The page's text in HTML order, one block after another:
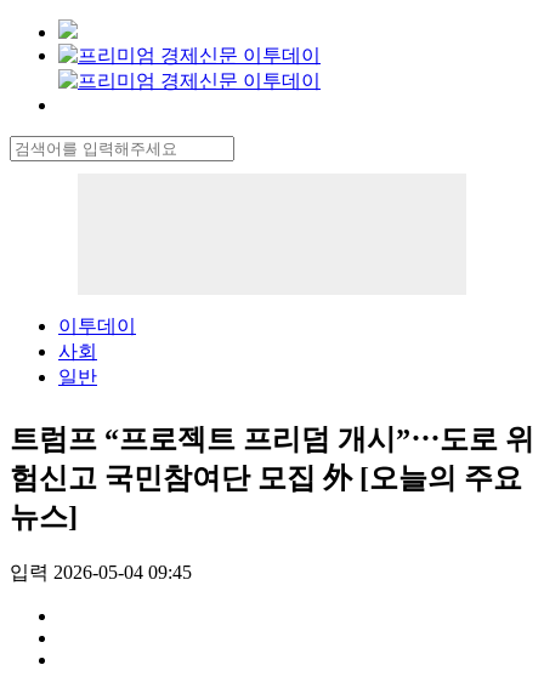
이투데이
사회
일반
트럼프 “프로젝트 프리덤 개시”⋯도로 위
험신고 국민참여단 모집 外 [오늘의 주요
뉴스]
입력 2026-05-04 09:45